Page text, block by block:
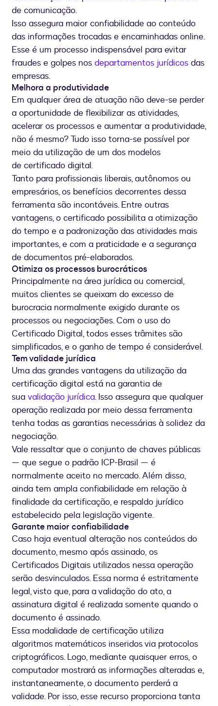
de comunicação.
Isso assegura maior confiabilidade ao conteúdo
das informações trocadas e encaminhadas online.
Esse é um processo indispensável para evitar
fraudes e golpes nos departamentos jurídicos das
empresas.
Melhora a produtividade
Em qualquer área de atuação não deve-se perder
a oportunidade de flexibilizar as atividades,
acelerar os processos e aumentar a produtividade,
não é mesmo? Tudo isso torna-se possível por
meio da utilização de um dos modelos
de certificado digital.
Tanto para profissionais liberais, autônomos ou
empresários, os benefícios decorrentes dessa
ferramenta são incontáveis. Entre outras
vantagens, o certificado possibilita a otimização
do tempo e a padronização das atividades mais
importantes, e com a praticidade e a segurança
de documentos pré-elaborados.
Otimiza os processos burocráticos
Principalmente na área jurídica ou comercial,
muitos clientes se queixam do excesso de
burocracia normalmente exigido durante os
processos ou negociações. Com o uso do
Certificado Digital, todos esses trâmites são
simplificados, e o ganho de tempo é considerável.
Tem validade jurídica
Uma das grandes vantagens da utilização da
certificação digital está na garantia de
sua validação jurídica. Isso assegura que qualquer
operação realizada por meio dessa ferramenta
tenha todas as garantias necessárias à solidez da
negociação.
Vale ressaltar que o conjunto de chaves públicas
— que segue o padrão ICP-Brasil — é
normalmente aceito no mercado. Além disso,
ainda tem ampla confiabilidade em relação à
finalidade da certificação, e respaldo jurídico
estabelecido pela legislação vigente.
Garante maior confiabilidade
Caso haja eventual alteração nos conteúdos do
documento, mesmo após assinado, os
Certificados Digitais utilizados nessa operação
serão desvinculados. Essa norma é estritamente
legal, visto que, para a validação do ato, a
assinatura digital é realizada somente quando o
documento é assinado.
Essa modalidade de certificação utiliza
algoritmos matemáticos inseridos via protocolos
criptográficos. Logo, mediante quaisquer erros, o
computador mostrará as informações alteradas e,
instantaneamente, o documento perderá a
validade. Por isso, esse recurso proporciona tanta